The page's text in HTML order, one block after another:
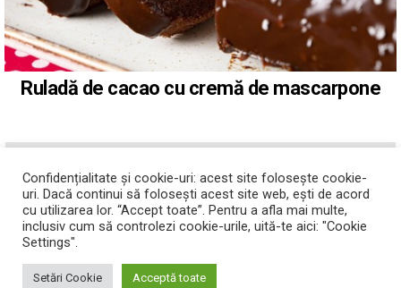
Ruladă de cacao cu cremă de mascarpone
Confidențialitate și cookie-uri: acest site folosește cookie-
uri. Dacă continui să folosești acest site web, ești de acord
cu utilizarea lor. “Accept toate”. Pentru a afla mai multe,
inclusiv cum să controlezi cookie-urile, uită-te aici: "Cookie
Settings".
Setări Cookie Acceptă toate